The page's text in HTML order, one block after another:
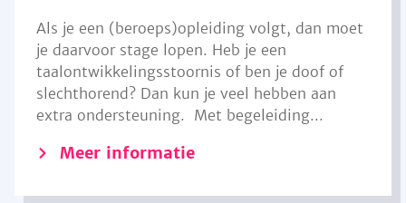
Als je een (beroeps)opleiding volgt, dan moet
je daarvoor stage lopen. Heb je een
taalontwikkelingsstoornis of ben je doof of
slechthorend? Dan kun je veel hebben aan
extra ondersteuning. Met begeleiding...
Meer informatie